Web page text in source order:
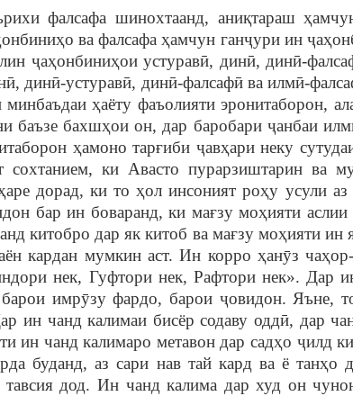
фалсафа шинохтаанд, аниқтараш
ва фалсафа ҳамчун ганҷури ин
ҷаҳонбиниҳои устуравӣ, динӣ, динӣ-
динӣ-устуравӣ, динӣ-фалсафӣ ва илмӣ-
ҳаёту фаъолияти эронитаборон,
баъзе бахшҳои он, дар баробари ҷанбаи
ҳамоно тарғиби ҷавҳари неку
ки Авасто пурарзиштарин ва
дорад, ки то ҳол инсоният роҳу усули
бар ин боваранд, ки мағзу моҳияти
китобро дар як китоб ва мағзу моҳияти
кардан мумкин аст. Ин корро ҳанӯз
нек, Гуфтори нек, Рафтори нек». Дар
имрӯзу фардо, барои ҷовидон. Яъне,
ин чанд калимаи бисёр содаву оддӣ, дар
ин чанд калимаро метавон дар садҳо ҷилд
буданд, аз сари нав тай кард ва ё танҳо
дод. Ин чанд калима дар худ он